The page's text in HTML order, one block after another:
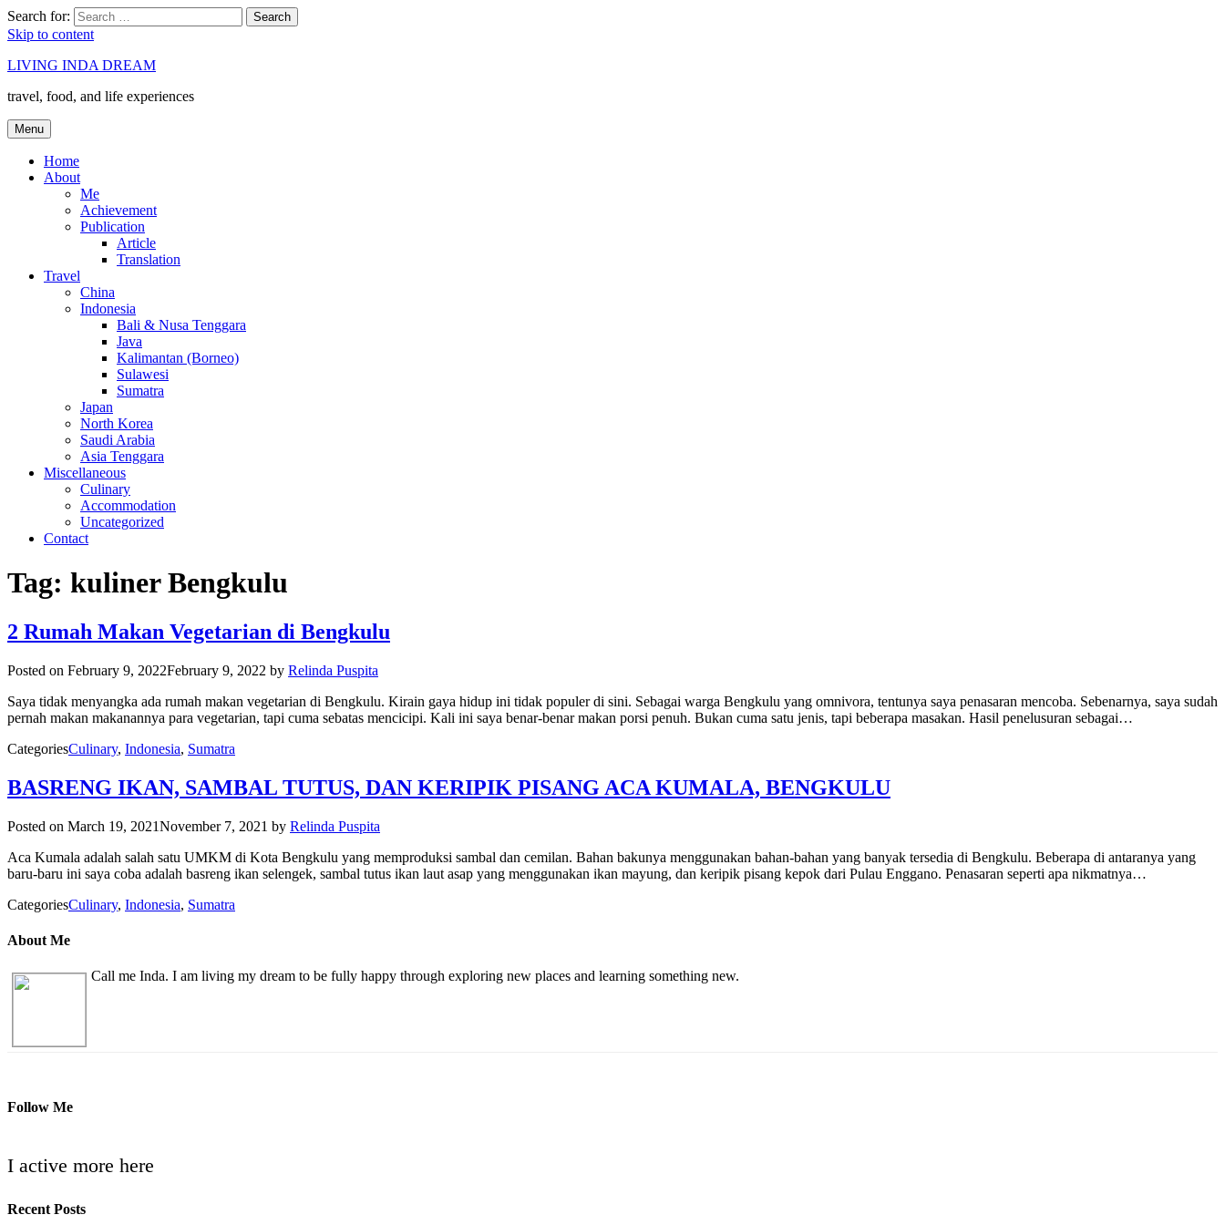
Search for: Search
Skip to content
LIVING INDA DREAM
travel, food, and life experiences
Menu
Home
About
Me
Achievement
Publication
Article
Translation
Travel
China
Indonesia
Bali & Nusa Tenggara
Java
Kalimantan (Borneo)
Sulawesi
Sumatra
Japan
North Korea
Saudi Arabia
Asia Tenggara
Miscellaneous
Culinary
Accommodation
Uncategorized
Contact
Tag: kuliner Bengkulu
2 Rumah Makan Vegetarian di Bengkulu
Posted on February 9, 2022February 9, 2022 by Relinda Puspita
Saya tidak menyangka ada rumah makan vegetarian di Bengkulu. Kirain gaya hidup ini tidak populer di sini. Sebagai warga Bengkulu yang omnivora, tentunya saya penasaran mencoba. Sebenarnya, saya sudah
pernah makan makanannya para vegetarian, tapi cuma sebatas mencicipi. Kali ini saya benar-benar makan porsi penuh. Bukan cuma satu jenis, tapi beberapa masakan. Hasil penelusuran sebagai…
CategoriesCulinary, Indonesia, Sumatra
BASRENG IKAN, SAMBAL TUTUS, DAN KERIPIK PISANG ACA KUMALA, BENGKULU
Posted on March 19, 2021November 7, 2021 by Relinda Puspita
Aca Kumala adalah salah satu UMKM di Kota Bengkulu yang memproduksi sambal dan cemilan. Bahan bakunya menggunakan bahan-bahan yang banyak tersedia di Bengkulu. Beberapa di antaranya yang
baru-baru ini saya coba adalah basreng ikan selengek, sambal tutus ikan laut asap yang menggunakan ikan mayung, dan keripik pisang kepok dari Pulau Enggano. Penasaran seperti apa nikmatnya…
CategoriesCulinary, Indonesia, Sumatra
About Me
Call me Inda. I am living my dream to be fully happy through exploring new places and learning something new.
Follow Me
I active more here
Recent Posts